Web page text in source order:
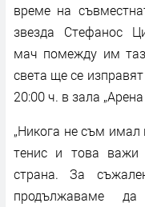
време на
звезда Стефанос
мач помежду им
света ще се
20:00 ч. в зала
„Никога не съм
тенис и това важи
страна. За
продължаваме